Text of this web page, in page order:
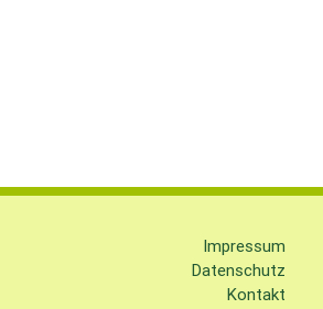
Impressum
Datenschutz
Kontakt